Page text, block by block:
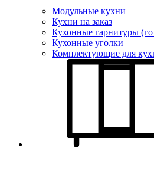
Модульные кухни
Кухни на заказ
Кухонные гарнитуры
Кухонные уголки
Комплектующие для